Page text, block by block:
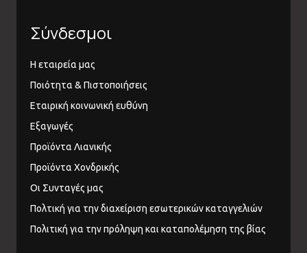
Σύνδεσμοι
Η εταιρεία μας
Ποιότητα & Πιστοποιήσεις
Εταιρική κοινωνική ευθύνη
Εξαγωγές
Προϊόντα Λιανικής
Προϊόντα Χονδρικής
Οι Συνταγές μας
Πολτική για την διαχείριση εσωτερικών καταγγελιών
Πολιτική για την πρόληψη και καταπολέμηση της βίας